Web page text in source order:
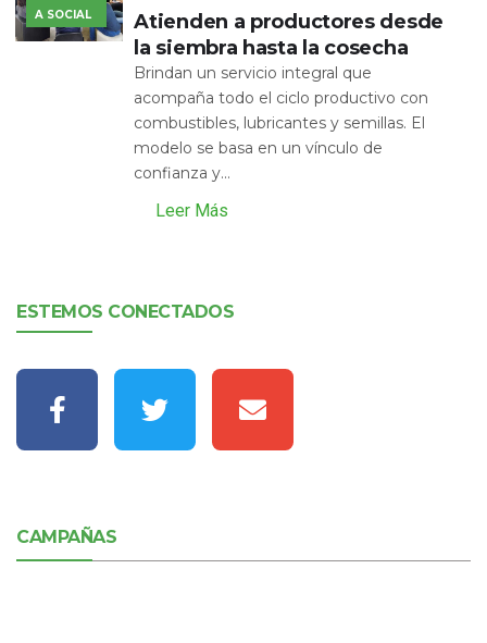
A SOCIAL
Atienden a productores desde
la siembra hasta la cosecha
Brindan un servicio integral que
acompaña todo el ciclo productivo con
combustibles, lubricantes y semillas. El
modelo se basa en un vínculo de
confianza y...
Leer Más
ESTEMOS CONECTADOS
CAMPAÑAS